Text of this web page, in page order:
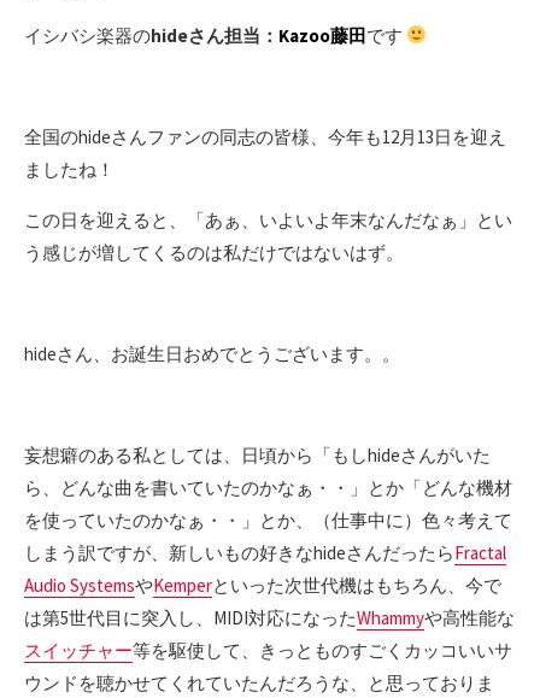
イシバシ楽器のhideさん担当： Kazoo藤田です
全国のhideさんファンの同志の皆様、今年も12月13日を迎え
ましたね！
この日を迎えると、「あぁ、いよいよ年末なんだなぁ」とい
う感じが増してくるのは私だけではないはず。
hideさん、お誕生日おめでとうございます。。
妄想癖のある私としては、日頃から「もしhideさんがいた
ら、どんな曲を書いていたのかなぁ・・」とか「どんな機材
を使っていたのかなぁ・・」とか、（仕事中に）色々考えて
しまう訳ですが、新しいもの好きなhideさんだったらFractal
Audio SystemsやKemperといった次世代機はもちろん、今で
は第5世代目に突入し、MIDI対応になったWhammyや高性能な
スイッチャー等を駆使して、きっとものすごくカッコいいサ
ウンドを聴かせてくれていたんだろうな、と思っておりま